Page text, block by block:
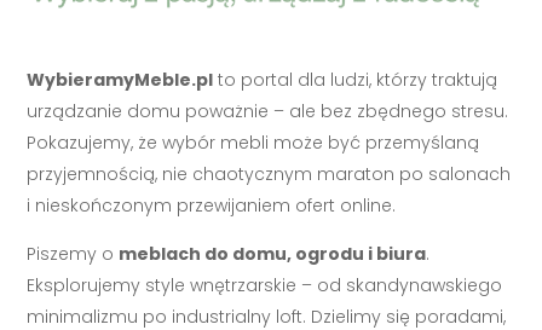
WybieramyMeble.pl to portal dla ludzi, którzy traktują
urządzanie domu poważnie – ale bez zbędnego stresu.
Pokazujemy, że wybór mebli może być przemyślaną
przyjemnością, nie chaotycznym maraton po salonach
i nieskończonym przewijaniem ofert online.
Piszemy o meblach do domu, ogrodu i biura.
Eksplorujemy style wnętrzarskie – od skandynawskiego
minimalizmu po industrialny loft. Dzielimy się poradami,